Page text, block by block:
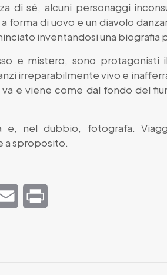
di sé, alcuni personaggi
forma di uovo e un diavolo
inventandosi una biografia
e mistero, sono
irreparabilmente vivo e
e viene come dal fondo del
e, nel dubbio, fotografa.
a sproposito.
Email